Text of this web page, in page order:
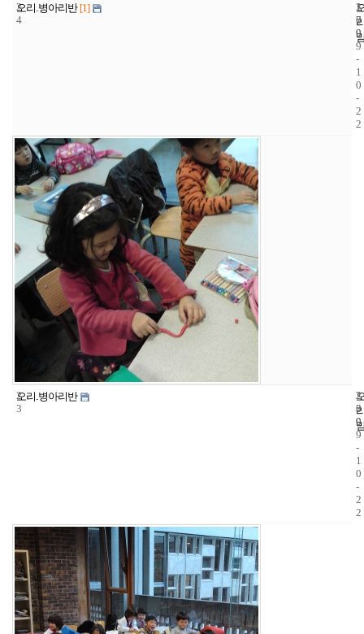
2
4
오리.병아리반 [1]
1
7
9
2
0
0
9
-
1
0
-
2
2
2
3
오리.병아리반
2
3
9
2
0
0
9
-
1
0
-
2
2